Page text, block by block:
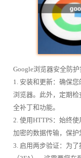
Google浏览器安全防
1. 安装和更新：确保
浏览器。此外，定期
全补丁和功能。
2. 使用HTTPS：始终
加密的数据传输，保护
3. 启用两步验证：为